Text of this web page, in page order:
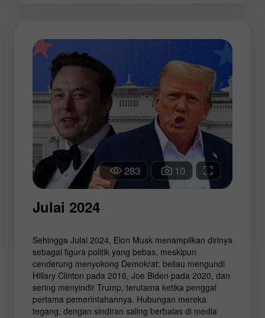
283 10
Julai 2024
Sehingga Julai 2024, Elon Musk menampilkan dirinya
sebagai figura politik yang bebas, meskipun
cenderung menyokong Demokrat: beliau mengundi
Hillary Clinton pada 2016, Joe Biden pada 2020, dan
sering menyindir Trump, terutama ketika penggal
pertama pemerintahannya. Hubungan mereka
tegang, dengan sindiran saling berbalas di media